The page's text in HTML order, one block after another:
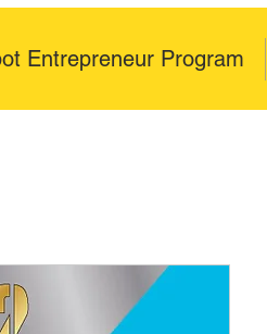
Entrepreneur Program